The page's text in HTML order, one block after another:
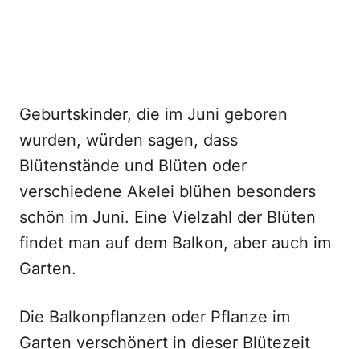
Geburtskinder, die im Juni geboren
wurden, würden sagen, dass
Blütenstände und Blüten oder
verschiedene Akelei blühen besonders
schön im Juni. Eine Vielzahl der Blüten
findet man auf dem Balkon, aber auch im
Garten.
Die Balkonpflanzen oder Pflanze im
Garten verschönert in dieser Blütezeit